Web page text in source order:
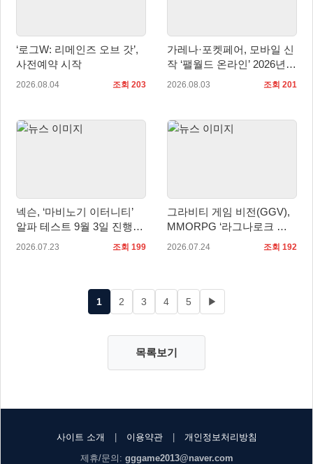
‘로그W: 리메인즈 오브 갓’,
사전예약 시작
2026.08.04 조회 203
가레나·포켓페어, 모바일 신
작 ‘팰월드 온라인’ 2026년
출시 예정
2026.08.03 조회 201
넥슨, ‘마비노기 이터니티’
알파 테스트 9월 3일 진행…
참가자 모집 실시
2026.07.23 조회 199
그라비티 게임 비전(GGV),
MMORPG ‘라그나로크 오
리진 클래식’ 북중남미 지역
2026.07.24 조회 192
1 2 3 4 5 ▶
목록보기
사이트 소개 이용약관
개인정보처리방침
제휴/문의: gggame2013@naver.com